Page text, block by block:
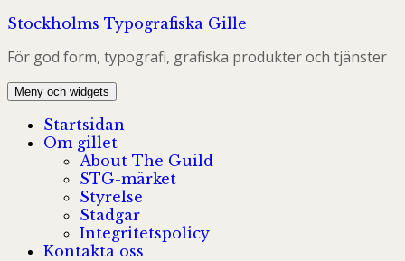
Hoppa
innehåll
Stockholms Typografiska Gille
För god form, typografi, grafiska produkter och tjänster
Meny och widgets
Startsidan
Om gillet
About The Guild
STG-märket
Styrelse
Stadgar
Integritetspolicy
Kontakta oss